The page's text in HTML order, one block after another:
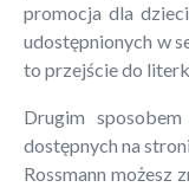
promocja dla
udostępnionych w
to przejście do
Drugim
dostępnych na
Rossmann możesz